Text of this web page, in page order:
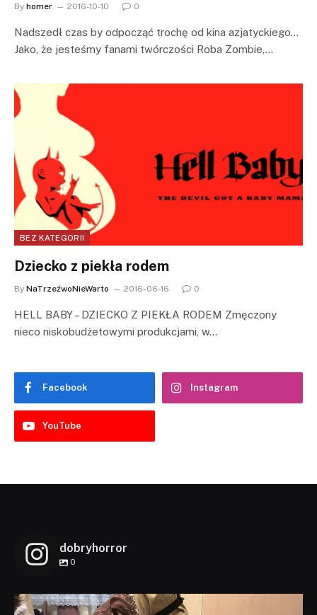
By homer 2016-10-10 0
Nadszedł czas by odpocząć trochę od kina azjatyckiego…
Jako, że jesteśmy fanami twórczości Roba Zombie,…
BEZ KATEGORII
Dziecko z piekła rodem
By NaTrzeźwoNieWarto 2016-06-16 0
HELL BABY – DZIECKO Z PIEKŁA RODEM Zmęczony
nieco niskobudżetowymi produkcjami, w…
Facebook Instagram
YouTube
dobryhorror
0
dobryhorror